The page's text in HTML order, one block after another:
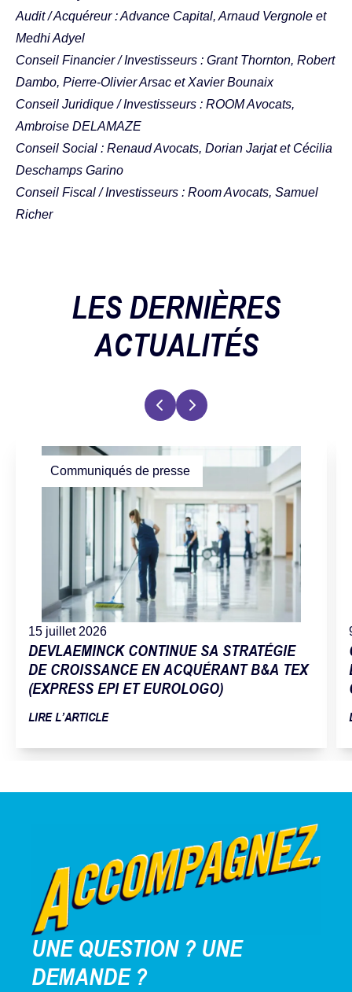
Audit / Acquéreur : Advance Capital, Arnaud Vergnole et
Medhi Adyel
Conseil Financier / Investisseurs : Grant Thornton, Robert
Dambo, Pierre-Olivier Arsac et Xavier Bounaix
Conseil Juridique / Investisseurs : ROOM Avocats,
Ambroise DELAMAZE
Conseil Social : Renaud Avocats, Dorian Jarjat et Cécilia
Deschamps Garino
Conseil Fiscal / Investisseurs : Room Avocats, Samuel
Richer
LES DERNIÈRES
ACTUALITÉS
Communiqués de presse
15 juillet 2026
DEVLAEMINCK CONTINUE SA STRATÉGIE
DE CROISSANCE EN ACQUÉRANT B&A TEX
(EXPRESS EPI ET EUROLOGO)
LIRE L’ARTICLE
UNE QUESTION ? UNE
DEMANDE ?